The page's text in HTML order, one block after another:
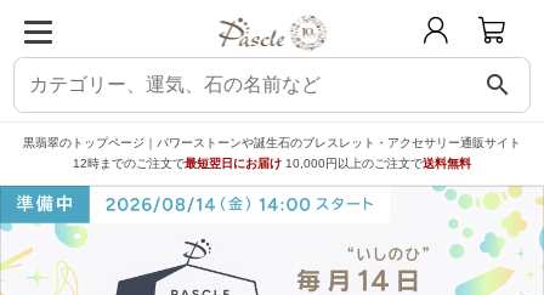
search
黒翡翠のトップページ｜パワーストーンや誕生石のブレスレット・アクセサリー通販サイト
12時までのご注文で最短翌日にお届け 10,000円以上のご注文で送料無料